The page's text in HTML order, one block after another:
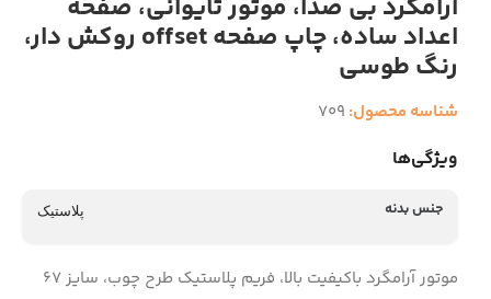
آرامگرد بی صدا، موتور تایوانی، صفحه
اعداد ساده، چاپ صفحه offset روکش دار،
رنگ طوسی
شناسه محصول: 709
ویژگی‌ها
جنس بدنه پلاستیک
موتور آرامگرد باکیفیت بالا، فریم پلاستیک طرح چوب، سایز 67